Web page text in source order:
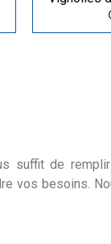
suffit de
vos besoins.